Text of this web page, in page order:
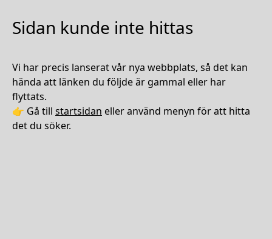
Sidan kunde inte hittas
Vi har precis lanserat vår nya webbplats, så det kan
hända att länken du följde är gammal eller har
flyttats.
👉 Gå till startsidan eller använd menyn för att hitta
det du söker.